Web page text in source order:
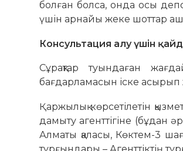
болған болса, онда осы
үшін арнайы жеке шоттар
Консультация алу үшін
Сұрақтар туындаған
бағдарламасын іске асырып
Қаржылық көрсетілетін
дамыту агенттігіне (бұдан
Алматы қаласы, Көктем-3